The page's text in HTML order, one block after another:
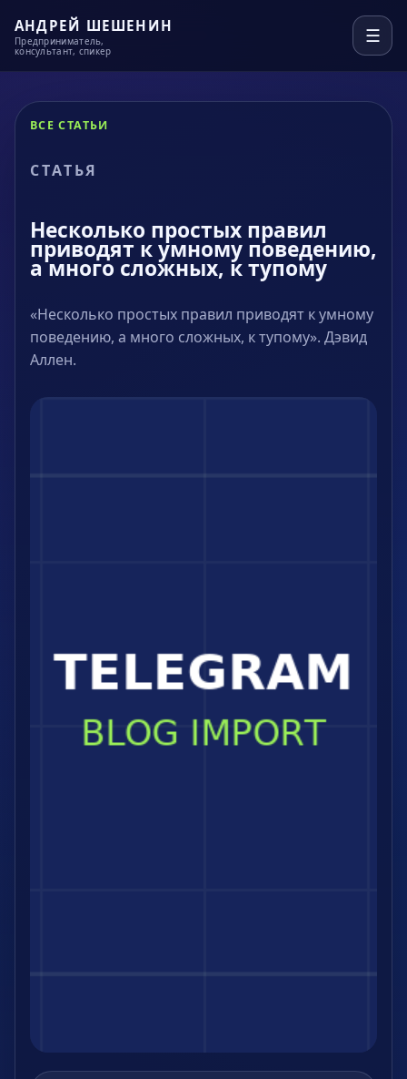
АНДРЕЙ ШЕШЕНИН
Предприниматель,
консультант, спикер
☰
ВСЕ СТАТЬИ
СТАТЬЯ
Несколько простых правил
приводят к умному поведению,
а много сложных, к тупому
«Несколько простых правил приводят к умному
поведению, а много сложных, к тупому». Дэвид
Аллен.